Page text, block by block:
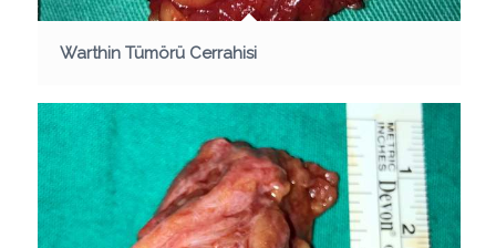
Warthin Tümörü Cerrahisi